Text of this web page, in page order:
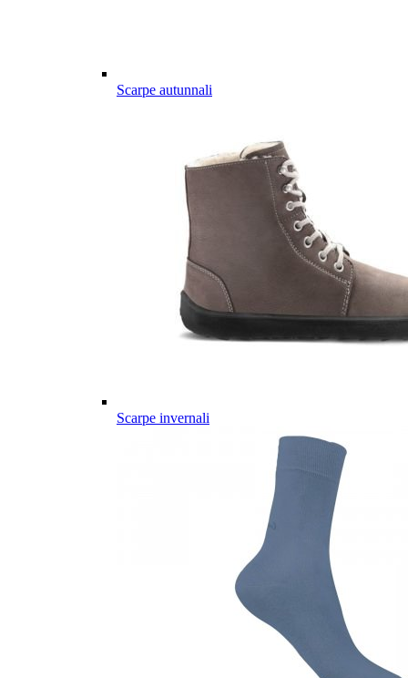
Scarpe autunnali
Scarpe invernali